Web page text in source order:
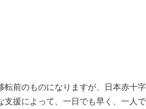
転前のものになりますが、日本赤十
支援によって、一日でも早く、一人